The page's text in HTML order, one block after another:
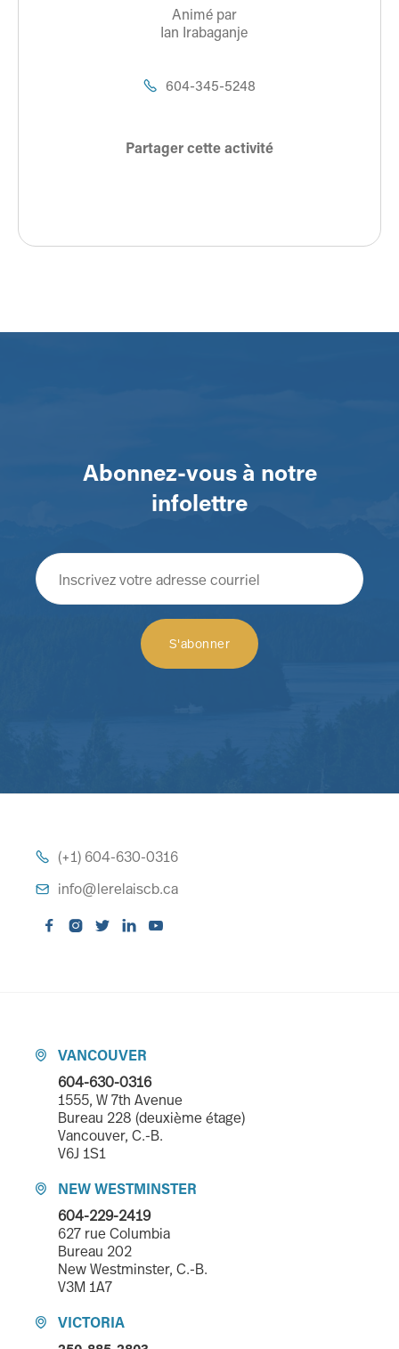
Animé par
Ian Irabaganje
 604-345-5248
Partager cette activité
Abonnez-vous à notre
infolettre
 (+1) 604-630-0316
 info@lerelaiscb.ca
    

VANCOUVER
604-630-0316
1555, W 7th Avenue
Bureau 228 (deuxième étage)
Vancouver, C.-B.
V6J 1S1

NEW WESTMINSTER
604-229-2419
627 rue Columbia
Bureau 202
New Westminster, C.-B.
V3M 1A7

VICTORIA